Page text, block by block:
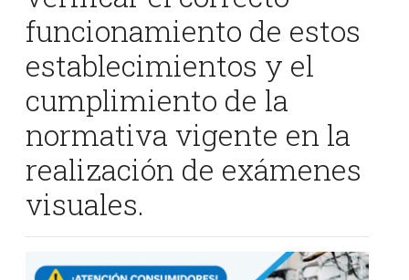
funcionamiento de estos
establecimientos y el
cumplimiento de la
normativa vigente en la
realización de exámenes
visuales.